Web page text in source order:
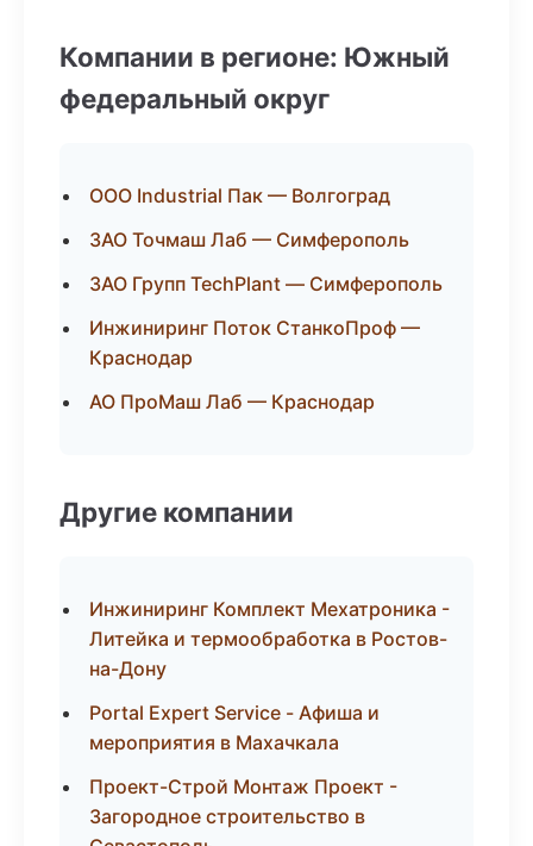
Компании в регионе: Южный
федеральный округ
ООО Industrial Пак — Волгоград
ЗАО Точмаш Лаб — Симферополь
ЗАО Групп TechPlant — Симферополь
Инжиниринг Поток СтанкоПроф —
Краснодар
АО ПроМаш Лаб — Краснодар
Другие компании
Инжиниринг Комплект Мехатроника -
Литейка и термообработка в Ростов-
на-Дону
Portal Expert Service - Афиша и
мероприятия в Махачкала
Проект-Строй Монтаж Проект -
Загородное строительство в